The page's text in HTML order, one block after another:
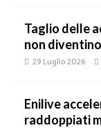
Taglio delle
non
29 Luglio 2026
Enilive
raddoppiati